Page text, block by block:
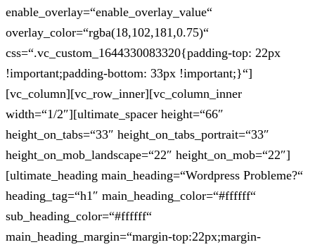
enable_overlay=“enable_overlay_value“
overlay_color=“rgba(18,102,181,0.75)“
css=“.vc_custom_1644330083320{padding-top: 22px
!important;padding-bottom: 33px !important;}“]
[vc_column][vc_row_inner][vc_column_inner
width=“1/2″][ultimate_spacer height=“66″
height_on_tabs=“33″ height_on_tabs_portrait=“33″
height_on_mob_landscape=“22″ height_on_mob=“22″]
[ultimate_heading main_heading=“Wordpress Probleme?“
heading_tag=“h1″ main_heading_color=“#ffffff“
sub_heading_color=“#ffffff“
main_heading_margin=“margin-top:22px;margin-